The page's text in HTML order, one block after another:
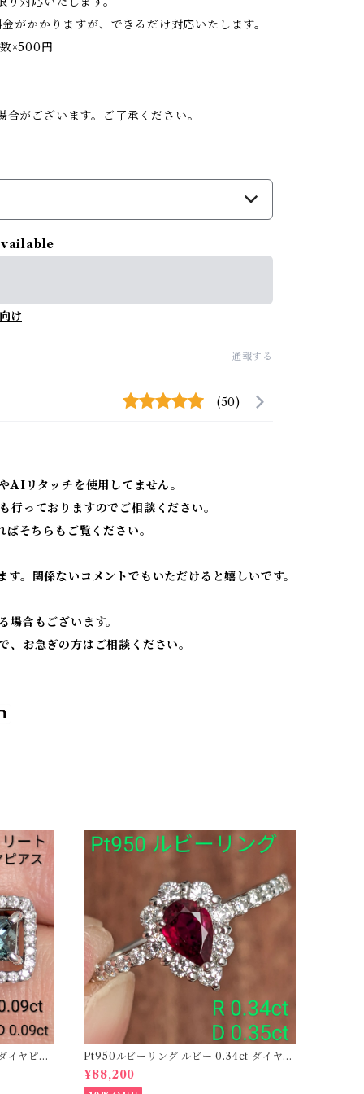
がかかりますが、できるだけ対応いたします。
×500円
がございます。ご了承ください。
け
通報する
(50)
AIリタッチを使用してません。
っておりますのでご相談ください。
そちらもご覧ください。
。関係ないコメントでもいただけると嬉しいです。
合もございます。
お急ぎの方はご相談ください。
イヤピア
Pt950ルビーリング ルビー 0.34ct ダイヤモ
ンド 0.35ct【PRO206885】
¥88,200